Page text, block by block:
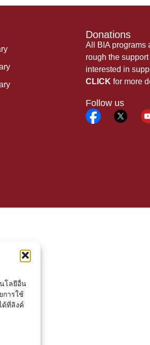
โลยีอื่น
การใช้
ด้ที่ลิงค์
Donations
All BIA programs
rough the
interested in
CLICK for more
Follow us